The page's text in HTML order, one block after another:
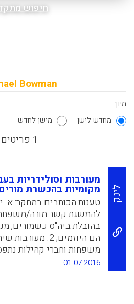
חיפוש
Bowman
מיון:
מחדש לישן
מישן לחדש
1 פריטים
לינק
מעורבות וסולידריות
מקומיות בהכשרת
טענות הכותבים במחקר:
בהובלת ביה"ס כשמורים,
הם היוזמים; 2.
משפחות וחברי קהילות
שראוי לשתף בו מתכשרים
ההוראה;3. סולידריות
01-07-2016